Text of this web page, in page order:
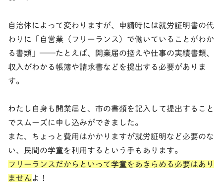
自治体によって変わりますが、申請時には就労証明書の代
わりに「自営業（フリーランス）で働いていることがわか
る書類」——たとえば、
開業届の控えや仕事の実績書類、
収入がわかる帳簿や請求書など を提出する必要がありま
す。
わたし自身も開業届と、市の書類を記入して提出すること
でスムーズに申し込みができました。
また、ちょっと費用はかかりますが就労証明など必要のな
い、
民間の学童を利用する という手もあります。
フリーランスだからといって学童をあきらめる必要はあり
ませんよ！